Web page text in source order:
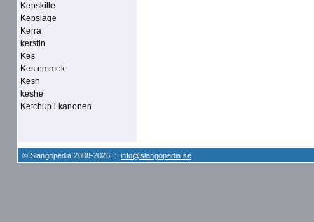
Kepskille
Kepsläge
Kerra
kerstin
Kes
Kes emmek
Kesh
keshe
Ketchup i kanonen
© Slangopedia 2008-2026 : info@slangopedia.se